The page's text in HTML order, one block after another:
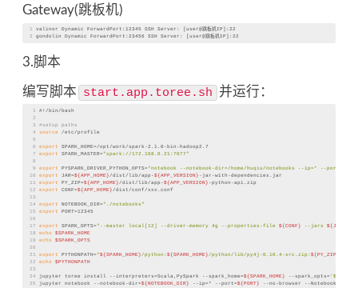
Gateway(跳板机)
1
2
valinor Dynamic ForwardPort :12345 SSH Server : [user@跳板机IP]
:22
gondolin
Dynamic ForwardPort :23456 SSH Server : [user@跳板机IP] :22
3.脚本
编写脚本 start.app.toree.sh 并运行：
1
2
3
4
5
6
7
8
9
10
11
12
13
14
15
16
17
18
19
20
21
22
23
24
25
#!/bin/bash
#setup paths
source
/etc/profile
export
SPARK_HOME=/opt/work/spark-2.1.0-bin-hadoop2.7
export
SPARK_MASTER="spark://172.168.0.21:7077"
export PYSPARK_DRIVER_PYTHON_OPTS="notebook --notebook-dir=/home/huqiu/notebooks --ip=* --
export
JAR=${APP_HOME}/dist/lib/app-${APP_VERSION} -jar-with-dependencies.jar
export
PY_ZIP=${APP_HOME}/dist/lib/app-${APP_VERSION} -python-api.zip
export
CONF=${APP_HOME}/dist/conf/xxx.conf
export NOTEBOOK_DIR="./notebooks"
export
PORT=12345
export SPARK_OPTS="--master local[12] --driver-memory 4g --properties-file ${CONF} --jars ${JAR}
echo $SPARK_HOME
echo $SPARK_OPTS
export PYTHONPATH="${SPARK_HOME}/python:${SPARK_HOME}/python/lib/py4j-0.10.4-src.zip:${PY_ZIP}
echo $PYTHONPATH
jupyter toree install --interpreters=Scala,PySpark --spark_home=${SPARK_HOME} --spark_opts=
jupyter notebook --notebook-dir=${NOTEBOOK_DIR} --ip=* --port=${PORT} --no-browser --